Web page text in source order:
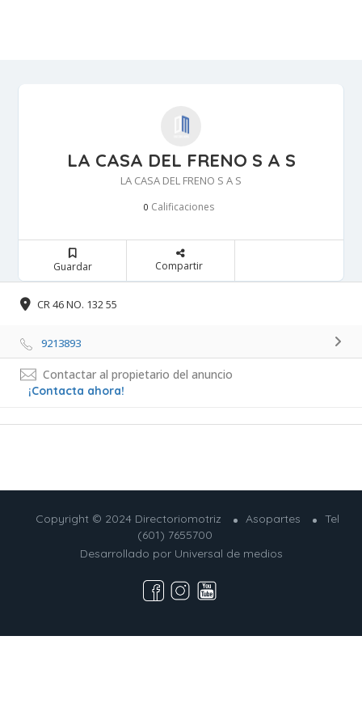
LA CASA DEL FRENO S A S
LA CASA DEL FRENO S A S
0 Calificaciones
Guardar Compartir
CR 46 NO. 132 55
9213893
Contactar al propietario del anuncio
¡Contacta ahora!
Copyright © 2024 Directoriomotriz Asopartes
Tel
(601) 7655700
Desarrollado por Universal de medios